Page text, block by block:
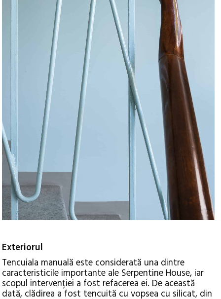
Exteriorul
Tencuiala manuală este considerată una dintre
caracteristicile importante ale Serpentine House, iar
scopul intervenției a fost refacerea ei. De această
dată, clădirea a fost tencuită cu vopsea cu silicat, din